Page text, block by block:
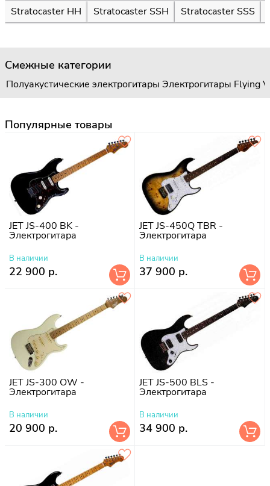
Stratocaster HH
Stratocaster SSH Stratocaster SSS
Смежные категории
Полуакустические электрогитары Электрогитары Flying V
Популярные товары
JET JS-400 BK -
Электрогитара
В наличии
22 900 р.
JET JS-450Q TBR -
Электрогитара
В наличии
37 900 р.
JET JS-300 OW -
Электрогитара
В наличии
20 900 р.
JET JS-500 BLS -
Электрогитара
В наличии
34 900 р.